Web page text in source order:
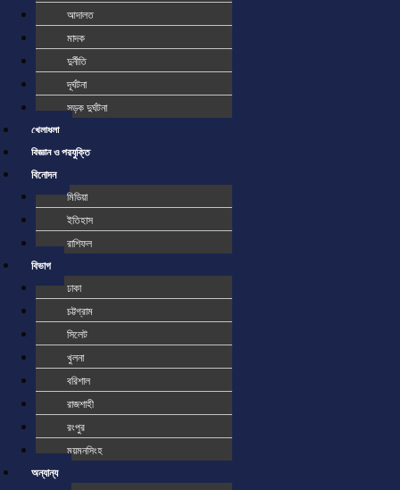
আদালত
মাদক
দুর্নীতি
দূর্ঘটনা
সড়ক দুর্ঘটনা
খেলাধুলা
বিজ্ঞান ও প্রযুক্তি
বিনোদন
মিডিয়া
ইতিহাস
রাশিফল
বিভাগ
ঢাকা
চট্টগ্রাম
সিলেট
খুলনা
বরিশাল
রাজশাহী
রংপুর
ময়মনসিংহ
অন্যান্য